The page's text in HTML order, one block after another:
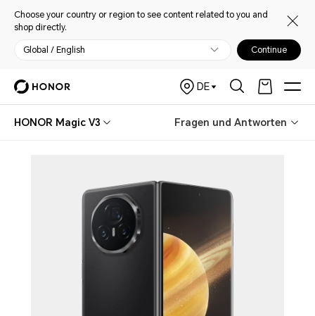
Choose your country or region to see content related to you and
shop directly.
Global / English Continue
DE
HONOR Magic V3 Fragen und Antworten